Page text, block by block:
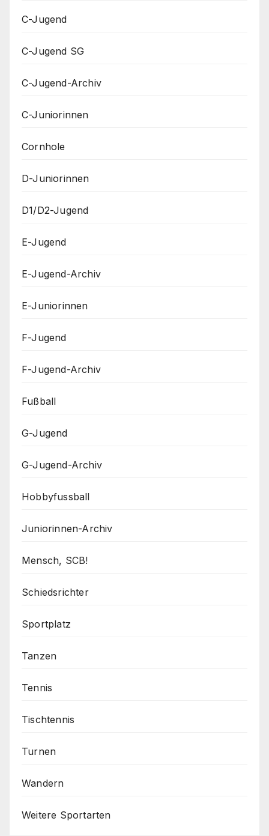
C-Jugend
C-Jugend SG
C-Jugend-Archiv
C-Juniorinnen
Cornhole
D-Juniorinnen
D1/D2-Jugend
E-Jugend
E-Jugend-Archiv
E-Juniorinnen
F-Jugend
F-Jugend-Archiv
Fußball
G-Jugend
G-Jugend-Archiv
Hobbyfussball
Juniorinnen-Archiv
Mensch, SCB!
Schiedsrichter
Sportplatz
Tanzen
Tennis
Tischtennis
Turnen
Wandern
Weitere Sportarten